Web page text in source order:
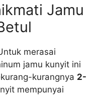
Jamu
merasai
jamu kunyit ini
kurangnya 2-
mempunyai